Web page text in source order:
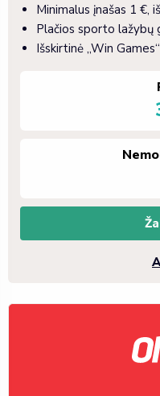
Minimalus įnašas 1 €,
Plačios sporto lažybų
Išskirtinė „Win